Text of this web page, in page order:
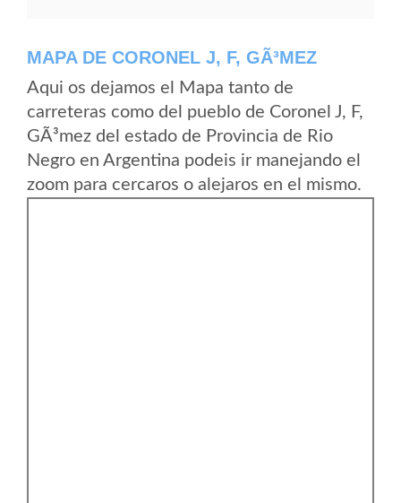
MAPA DE CORONEL J, F, GÃ³MEZ
Aqui os dejamos el Mapa tanto de
carreteras como del pueblo de Coronel J, F,
GÃ³mez del estado de Provincia de Rio
Negro en Argentina podeis ir manejando el
zoom para cercaros o alejaros en el mismo.